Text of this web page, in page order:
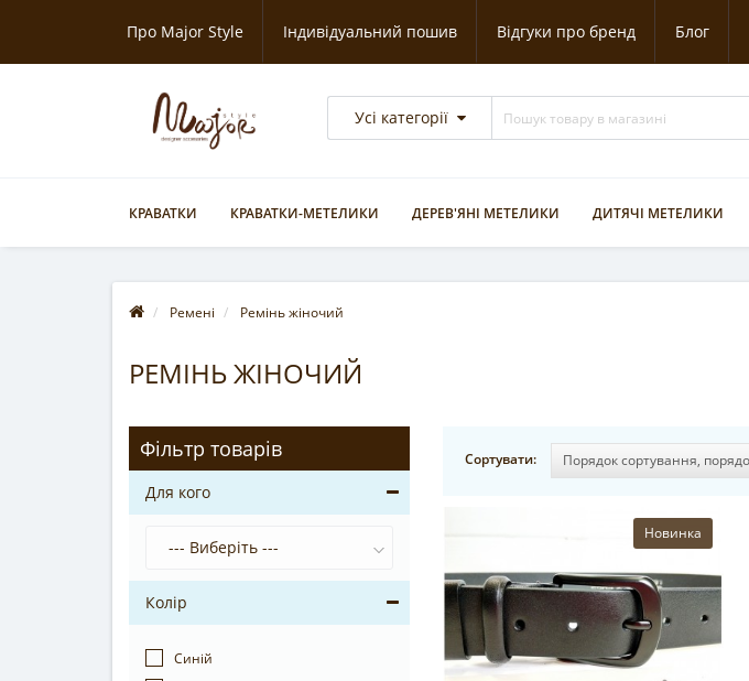
Про Major Style Індивідуальний пошив Відгуки про бренд Блог
Усі категорії
КРАВАТКИ КРАВАТКИ-МЕТЕЛИКИ ДЕРЕВ'ЯНІ МЕТЕЛИКИ ДИТЯЧІ МЕТЕЛИКИ
Ремені Ремінь жіночий
РЕМІНЬ ЖІНОЧИЙ
Фільтр товарів
Для кого
Колір
Синій
Сортувати:
Новинка